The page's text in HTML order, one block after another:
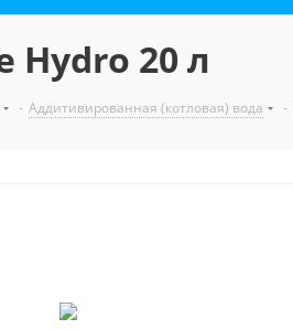
Hydro 20 л
- Аддитивированная (котловая) вода -